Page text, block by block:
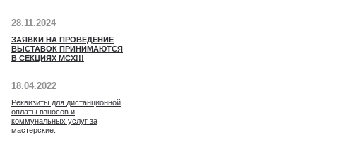
28.11.2024
ЗАЯВКИ НА ПРОВЕДЕНИЕ
ВЫСТАВОК ПРИНИМАЮТСЯ
В СЕКЦИЯХ МСХ!!!
18.04.2022
Реквизиты для дистанционной
оплаты взносов и
коммунальных услуг за
мастерские.